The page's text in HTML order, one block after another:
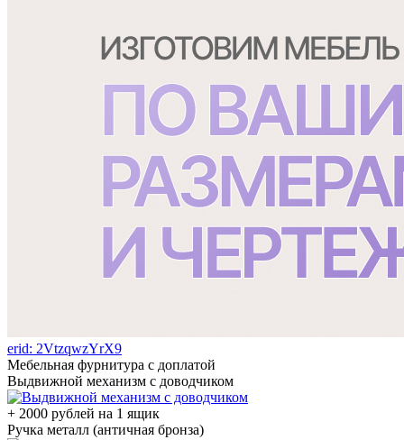
erid: 2VtzqwzYrX9
Мебельная фурнитура с доплатой
Выдвижной механизм с доводчиком
+ 2000 рублей на 1 ящик
Ручка металл (античная бронза)